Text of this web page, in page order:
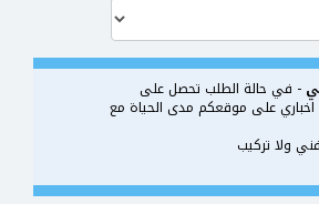
- في حالة الطلب تحصل على
على موقعكم مدى الحياة مع
ولا تركيب